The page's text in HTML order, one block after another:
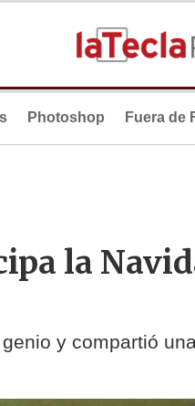
Photoshop Fuera de
la
y compartió